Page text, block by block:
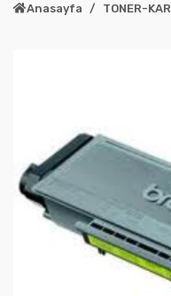
Anasayfa TONER-